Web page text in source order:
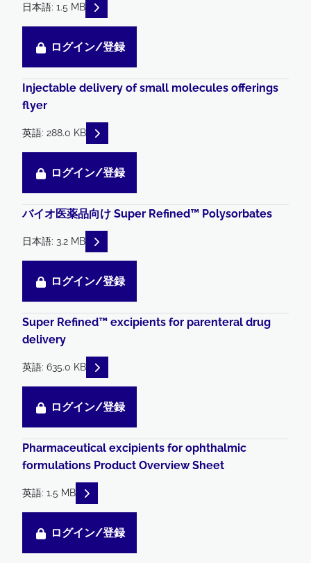
日本語: 1.5 MB READ DESCRIPTIONS
ログイン/登録
Injectable delivery of small molecules offerings
flyer
英語: 288.0 KB READ DESCRIPTIONS
ログイン/登録
バイオ医薬品向け Super Refined™ Polysorbates
日本語: 3.2 MB READ DESCRIPTIONS
ログイン/登録
Super Refined™ excipients for parenteral drug
delivery
英語: 635.0 KB READ DESCRIPTIONS
ログイン/登録
Pharmaceutical excipients for ophthalmic
formulations Product Overview Sheet
英語: 1.5 MB READ DESCRIPTIONS
ログイン/登録